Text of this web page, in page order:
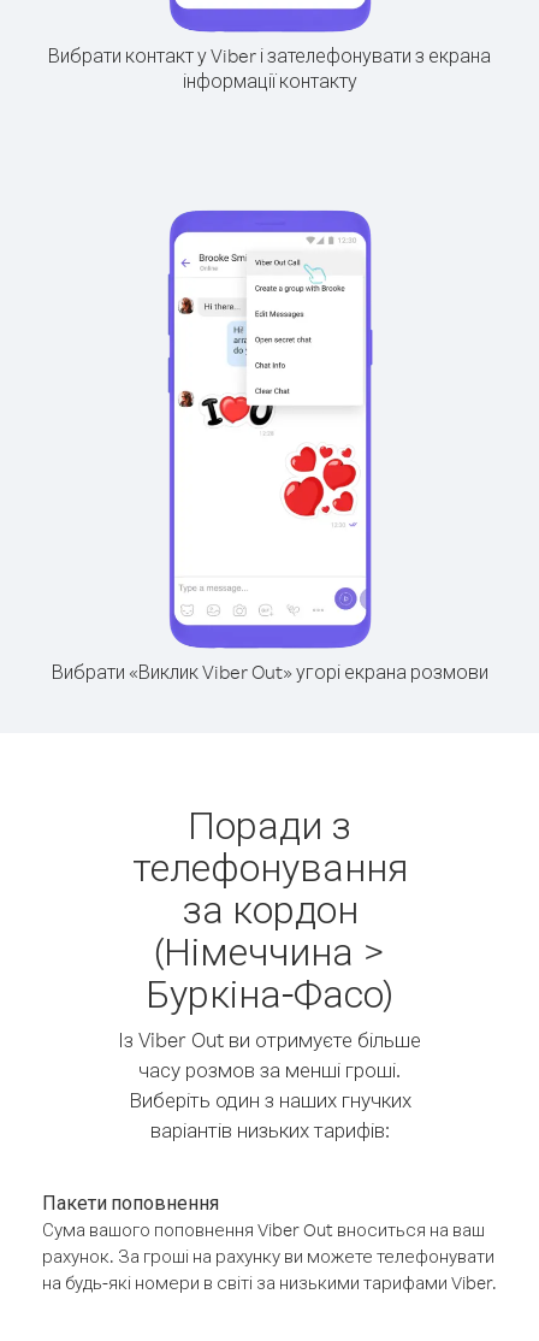
Вибрати контакт у Viber і зателефонувати з екрана
інформації контакту
Вибрати «Виклик Viber Out» угорі екрана розмови
Поради з
телефонування
за кордон
(Німеччина >
Буркіна-Фасо)
Із Viber Out ви отримуєте більше
часу розмов за менші гроші.
Виберіть один з наших гнучких
варіантів низьких тарифів:
Пакети поповнення
Сума вашого поповнення Viber Out вноситься на ваш
рахунок. За гроші на рахунку ви можете телефонувати
на будь-які номери в світі за низькими тарифами Viber.